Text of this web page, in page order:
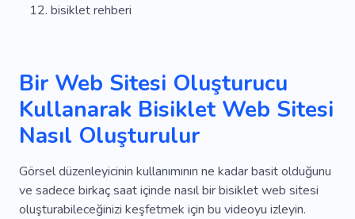
bisiklet rehberi
Bir Web Sitesi Oluşturucu
Kullanarak Bisiklet Web Sitesi
Nasıl Oluşturulur
Görsel düzenleyicinin kullanımının ne kadar basit olduğunu
ve sadece birkaç saat içinde nasıl bir bisiklet web sitesi
oluşturabileceğinizi keşfetmek için bu videoyu izleyin.